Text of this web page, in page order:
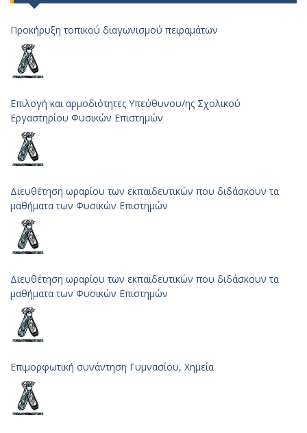
Προκήρυξη τοπικού διαγωνισμού πειραμάτων
Επιλογή και αρμοδιότητες Υπεύθυνου/ης Σχολικού
Εργαστηρίου Φυσικών Επιστημών
Διευθέτηση ωραρίου των εκπαιδευτικών που διδάσκουν τα
μαθήματα των Φυσικών Επιστημών
Διευθέτηση ωραρίου των εκπαιδευτικών που διδάσκουν τα
μαθήματα των Φυσικών Επιστημών
Επιμορφωτική συνάντηση Γυμνασίου, Χημεία